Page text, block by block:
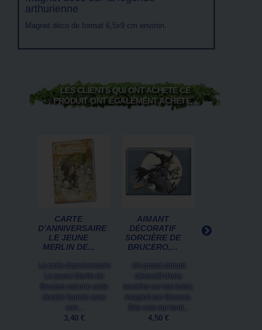
arthurienne
Magnet déco de format 6,5x9 cm environ.
LES CLIENTS QUI ONT ACHETÉ CE
PRODUIT ONT ÉGALEMENT ACHETÉ...
CARTE
D'ANNIVERSAIRE
LE JEUNE
MERLIN DE...
La carte d'anniversaire
Le jeune Merlin de
Brucero est une carte
double fournie avec
son...
3,40 €
AIMANT
DÉCORATIF
SORCIÈRE DE
BRUCERO,...
Un grand aimant
décoratif d'une
sorcière sur son balai,
imaginé par Brucero.
Elle vole sur fond...
4,50 €